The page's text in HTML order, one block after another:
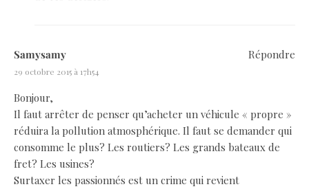
Samysamy
29 octobre 2015 à 17h54
Bonjour,
Il faut arrêter de penser qu’acheter un véhicule « propre »
réduira la pollution atmosphérique. Il faut se demander qui
consomme le plus? Les routiers? Les grands bateaux de
fret? Les usines?
Surtaxer les passionnés est un crime qui revient
Répondre